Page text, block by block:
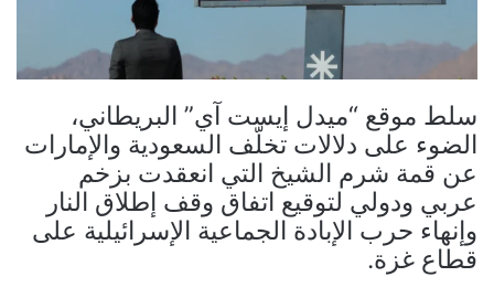
سلط موقع “ميدل إيست آي” البريطاني،
الضوء على دلالات تخلّف السعودية والإمارات
عن قمة شرم الشيخ التي انعقدت بزخم
عربي ودولي لتوقيع اتفاق وقف إطلاق النار
وإنهاء حرب الإبادة الجماعية الإسرائيلية على
قطاع غزة.